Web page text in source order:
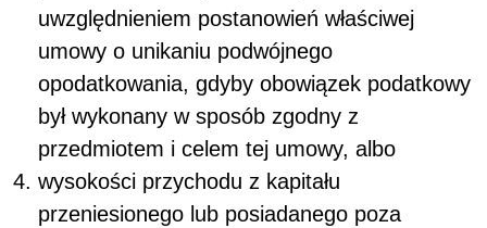
uwzględnieniem postanowień właściwej
umowy o unikaniu podwójnego
opodatkowania, gdyby obowiązek podatkowy
był wykonany w sposób zgodny z
przedmiotem i celem tej umowy, albo
wysokości przychodu z kapitału
przeniesionego lub posiadanego poza